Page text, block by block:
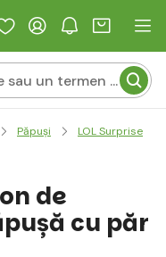
Păpuși LOL Surprise
de
cu păr